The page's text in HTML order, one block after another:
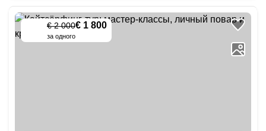
€ 2 000€ 1 800
за одного